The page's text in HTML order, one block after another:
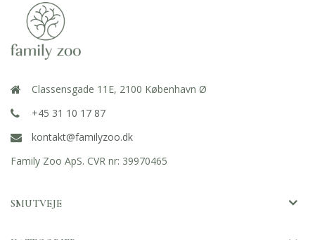
Classensgade 11E, 2100 København Ø
+45 31 10 17 87
kontakt@familyzoo.dk
Family Zoo ApS. CVR nr: 39970465
SMUTVEJE